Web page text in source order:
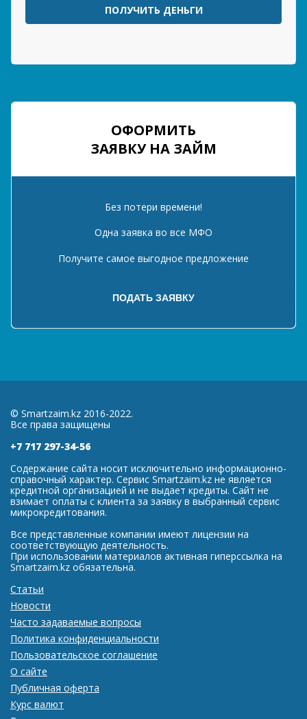
ПОЛУЧИТЬ ДЕНЬГИ
ОФОРМИТЬ
ЗАЯВКУ НА ЗАЙМ
Без потери времени!
Одна заявка во все МФО
Получите самое выгодное предложение
© Smartzaim.kz 2016-2022.
Все права защищены
+7 717 297-34-56
Содержание сайта носит исключительно информационно-
справочный характер. Сервис Smartzaim.kz не является
кредитной организацией и не выдает кредиты. Сайт не
взимает оплаты с клиента за заявку в выбранный сервис
микрокредитования.
Все представленные компании имеют лицензии на
соответствующую деятельность.
При использовании материалов активная гиперссылка на
Smartzaim.kz обязательна.
Статьи
Новости
Часто задаваемые вопросы
Политика конфиденциальности
Пользовательское соглашение
О сайте
Публичная оферта
Курс валют